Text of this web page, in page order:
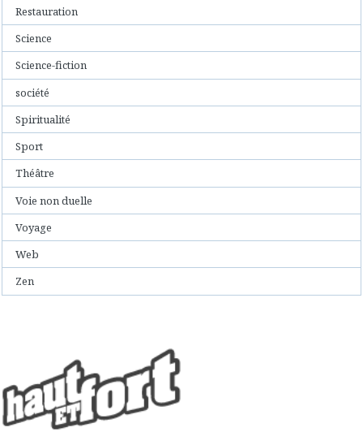
Restauration
Science
Science-fiction
société
Spiritualité
Sport
Théâtre
Voie non duelle
Voyage
Web
Zen